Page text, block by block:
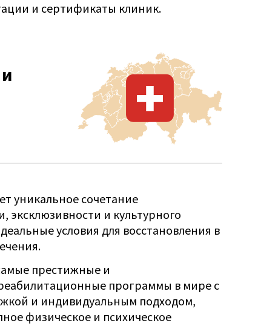
и сертификаты клиник.
уникальное сочетание
эксклюзивности и культурного
условия для восстановления в
престижные и
программы в мире с
и индивидуальным подходом,
физическое и психическое